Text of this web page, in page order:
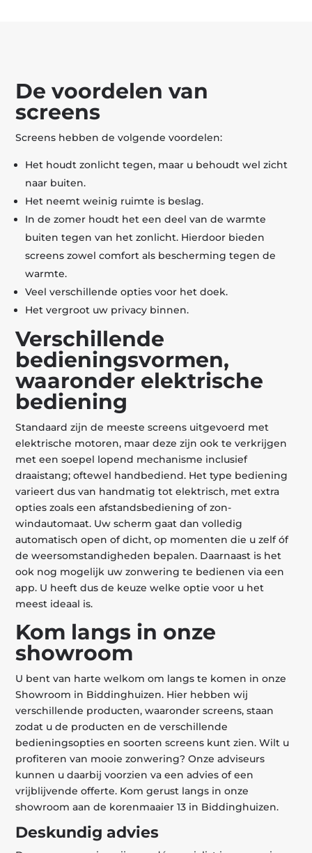
De voordelen van
screens
Screens hebben de volgende voordelen:
Het houdt zonlicht tegen, maar u behoudt wel zicht
naar buiten.
Het neemt weinig ruimte is beslag.
In de zomer houdt het een deel van de warmte
buiten tegen van het zonlicht. Hierdoor bieden
screens zowel comfort als bescherming tegen de
warmte.
Veel verschillende opties voor het doek.
Het vergroot uw privacy binnen.
Verschillende
bedieningsvormen,
waaronder elektrische
bediening
Standaard zijn de meeste screens uitgevoerd met
elektrische motoren, maar deze zijn ook te verkrijgen
met een soepel lopend mechanisme inclusief
draaistang; oftewel handbediend. Het type bediening
varieert dus van handmatig tot elektrisch, met extra
opties zoals een afstandsbediening of zon-
windautomaat. Uw scherm gaat dan volledig
automatisch open of dicht, op momenten die u zelf óf
de weersomstandigheden bepalen. Daarnaast is het
ook nog mogelijk uw zonwering te bedienen via een
app. U heeft dus de keuze welke optie voor u het
meest ideaal is.
Kom langs in onze
showroom
U bent van harte welkom om langs te komen in onze
Showroom in Biddinghuizen. Hier hebben wij
verschillende producten, waaronder screens, staan
zodat u de producten en de verschillende
bedieningsopties en soorten screens kunt zien. Wilt u
profiteren van mooie zonwering? Onze adviseurs
kunnen u daarbij voorzien va een advies of een
vrijblijvende offerte. Kom gerust langs in onze
showroom aan de korenmaaier 13 in Biddinghuizen.
Deskundig advies